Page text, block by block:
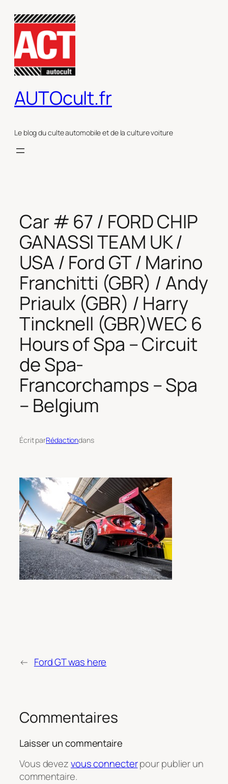
contenu
AUTOcult.fr
Le blog du culte automobile et de la culture voiture
Car # 67 / FORD CHIP
GANASSI TEAM UK /
USA / Ford GT / Marino
Franchitti (GBR) / Andy
Priaulx (GBR) / Harry
Tincknell (GBR)WEC 6
Hours of Spa – Circuit
de Spa-
Francorchamps – Spa
– Belgium
Écrit parRédactiondans
← Ford GT was here
Commentaires
Laisser un commentaire
Vous devezvous connecterpour publier un
commentaire.